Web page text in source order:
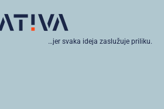
…jer svaka ideja zaslužuje priliku.